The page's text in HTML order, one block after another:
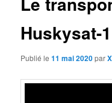
Huskysat-
Publié le11 mai 2020par